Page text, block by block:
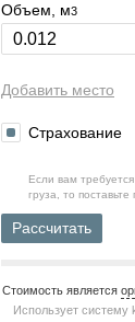
Объем, м3
Добавить место
Страхование
Если вам требуется
груза, то поставьте
Рассчитать
Стоимость является
Использует систему